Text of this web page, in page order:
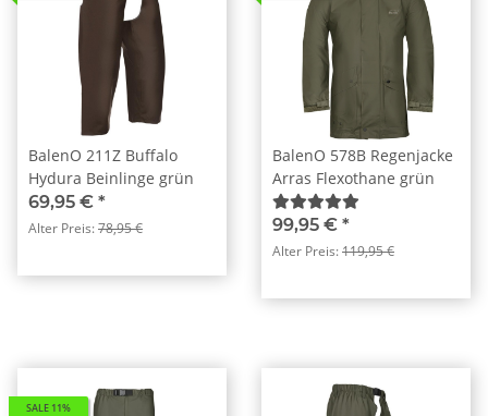
BalenO 211Z Buffalo
Hydura Beinlinge grün
69,95 € *
Alter Preis:78,95 €
BalenO 578B Regenjacke
Arras Flexothane grün
99,95 € *
Alter Preis:119,95 €
SALE 11%